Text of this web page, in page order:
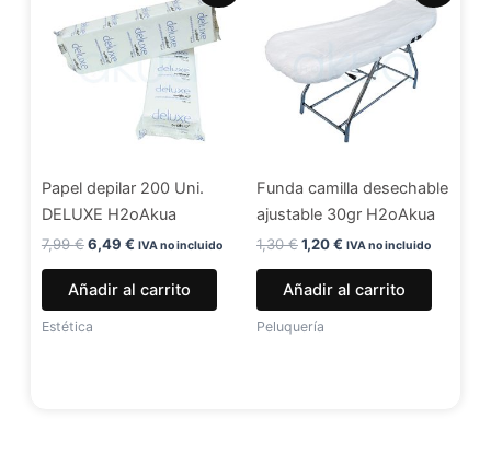
Papel depilar 200 Uni.
DELUXE H2oAkua
7,99€
original
era:
7,99 €.
6,49 €
actual
es:
6,49 €.
IVA no incluido
Añadir al carrito
Estética
Funda camilla desechable
ajustable 30gr H2oAkua
1,30€
original
era:
1,20€
actual
1,20 €.
IVA no incluido
Añadir al carrito
Peluquería